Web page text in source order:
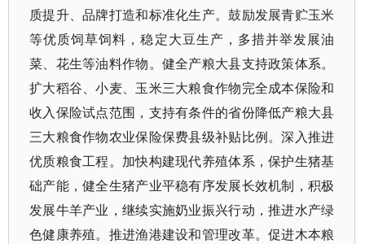
质提升、品牌打造和标准化生产。鼓励发展青贮玉米
等优质饲草饲料，稳定大豆生产，多措并举发展油
菜、花生等油料作物。健全产粮大县支持政策体系。
扩大稻谷、小麦、玉米三大粮食作物完全成本保险和
收入保险试点范围，支持有条件的省份降低产粮大县
三大粮食作物农业保险保费县级补贴比例。深入推进
优质粮食工程。加快构建现代养殖体系，保护生猪基
础产能，健全生猪产业平稳有序发展长效机制，积极
发展牛羊产业，继续实施奶业振兴行动，推进水产绿
色健康养殖。推进渔港建设和管理改革。促进木本粮